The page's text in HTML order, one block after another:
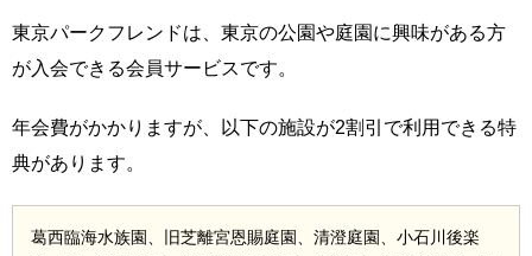
東京パークフレンドは、東京の公園や庭園に興味がある方
が入会できる会員サービスです。
年会費がかかりますが、以下の施設が2割引で利用できる特
典があります。
葛西臨海水族園、旧芝離宮恩賜庭園、清澄庭園、小石川後楽